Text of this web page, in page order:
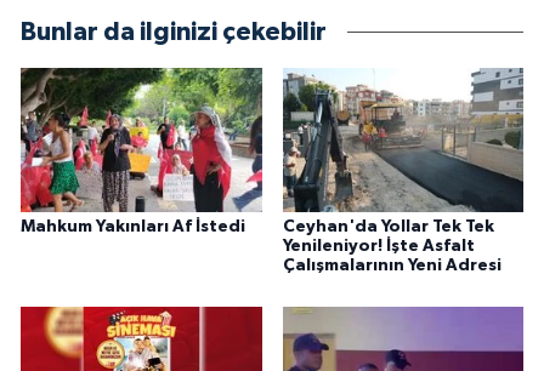
Bunlar da ilginizi çekebilir
Mahkum Yakınları Af İstedi
Ceyhan'da Yollar Tek Tek
Yenileniyor! İşte Asfalt
Çalışmalarının Yeni Adresi